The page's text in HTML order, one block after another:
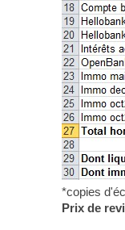
*copies
Prix de